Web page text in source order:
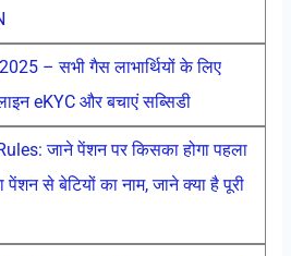
– सभी गैस लाभार्थियों के लिए
eKYC और बचाएं सब्सिडी
जाने पेंशन पर किसका होगा पहला
से बेटियों का नाम, जाने क्या है पूरी